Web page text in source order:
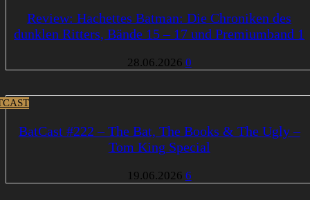
Review: Hachettes Batman: Die Chroniken des
dunklen Ritters, Bände 15 – 17 und Premiumband 1
28.06.2026 0
BatCast #222 – The Bat, The Books & The Ugly –
Tom King Special
19.06.2026 6